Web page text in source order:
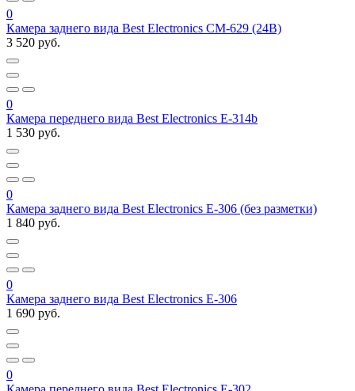
0
Камера заднего вида Best Electronics CM-629 (24В)
3 520 руб.
0
Камера переднего вида Best Electronics Е-314b
1 530 руб.
0
Камера заднего вида Best Electronics E-306 (без разметки)
1 840 руб.
0
Камера заднего вида Best Electronics Е-306
1 690 руб.
0